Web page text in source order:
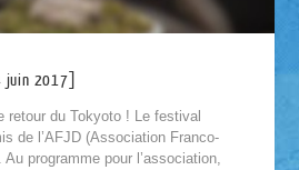
juin 2017]
retour du Tokyoto ! Le festival
de l’AFJD (Association Franco-
programme pour l’association,